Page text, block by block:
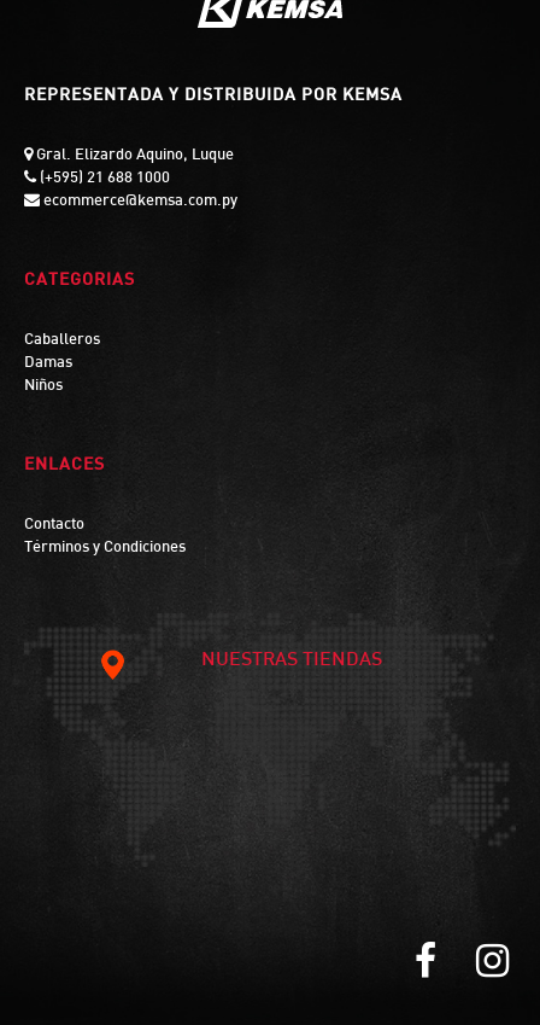
REPRESENTADA Y DISTRIBUIDA POR KEMSA
Gral. Elizardo Aquino, Luque
(+595) 21 688 1000
ecommerce@kemsa.com.py
CATEGORIAS
Caballeros
Damas
Niños
ENLACES
Contacto
Términos y Condiciones
NUESTRAS TIENDAS